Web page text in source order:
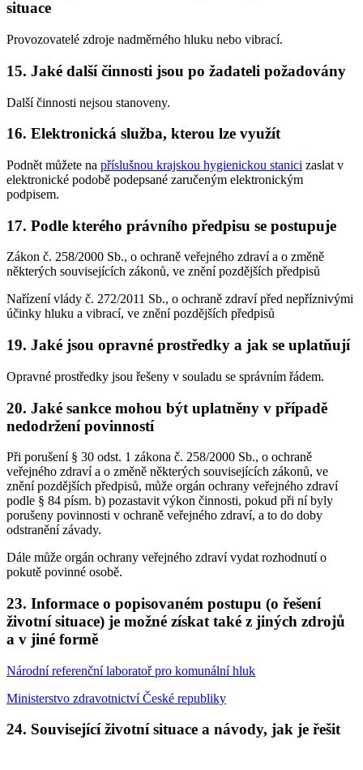
situace
Provozovatelé zdroje nadměrného hluku nebo vibrací.
15. Jaké další činnosti jsou po žadateli požadovány
Další činnosti nejsou stanoveny.
16. Elektronická služba, kterou lze využít
Podnět můžete na příslušnou krajskou hygienickou stanici zaslat v
elektronické podobě podepsané zaručeným elektronickým
podpisem.
17. Podle kterého právního předpisu se postupuje
Zákon č. 258/2000 Sb., o ochraně veřejného zdraví a o změně
některých souvisejících zákonů, ve znění pozdějších předpisů
Nařízení vlády č. 272/2011 Sb., o ochraně zdraví před nepříznivými
účinky hluku a vibrací, ve znění pozdějších předpisů
19. Jaké jsou opravné prostředky a jak se uplatňují
Opravné prostředky jsou řešeny v souladu se správním řádem.
20. Jaké sankce mohou být uplatněny v případě
nedodržení povinností
Při porušení § 30 odst. 1 zákona č. 258/2000 Sb., o ochraně
veřejného zdraví a o změně některých souvisejících zákonů, ve
znění pozdějších předpisů, může orgán ochrany veřejného zdraví
podle § 84 písm. b) pozastavit výkon činnosti, pokud při ní byly
porušeny povinnosti v ochraně veřejného zdraví, a to do doby
odstranění závady.
Dále může orgán ochrany veřejného zdraví vydat rozhodnutí o
pokutě povinné osobě.
23. Informace o popisovaném postupu (o řešení
životní situace) je možné získat také z jiných zdrojů
a v jiné formě
Národní referenční laboratoř pro komunální hluk
Ministerstvo zdravotnictví České republiky
24. Související životní situace a návody, jak je řešit